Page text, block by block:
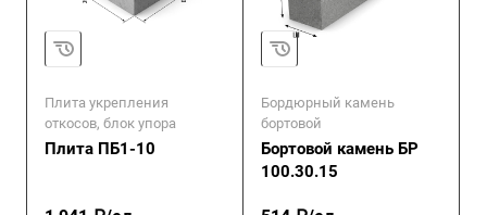
Плита укрепления
откосов, блок упора
Плита ПБ1-10
Бордюрный камень
бортовой
Бортовой камень БР
100.30.15